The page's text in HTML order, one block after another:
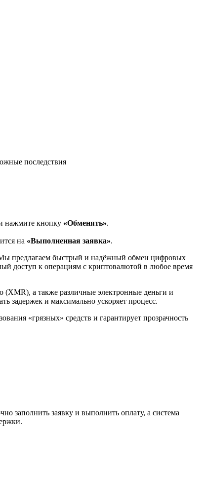
последствия
нажмите кнопку «Обменять».
на «Выполненная заявка».
предлагаем быстрый и надёжный обмен цифровых
доступ к операциям с криптовалютой в любое время
а также различные электронные деньги и
задержек и максимально ускоряет процесс.
«грязных» средств и гарантирует прозрачность
заполнить заявку и выполнить оплату, а система